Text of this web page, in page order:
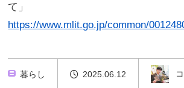
て」
https://www.mlit.go.jp/common/
暮らし 2025.06.12